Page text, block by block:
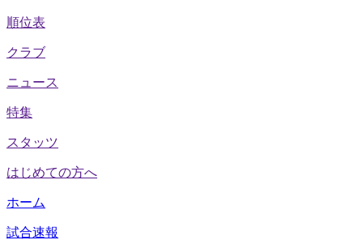
順位表
クラブ
ニュース
特集
スタッツ
はじめての方へ
ホーム
試合速報